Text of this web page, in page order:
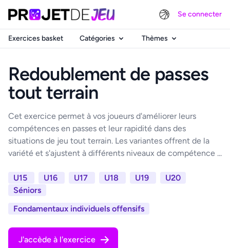
Se connecter
Exercices basket Catégories Thèmes
Redoublement de passes
tout terrain
Cet exercice permet à vos joueurs d'améliorer leurs
compétences en passes et leur rapidité dans des
situations de jeu tout terrain. Les variantes offrent de la
variété et s'ajustent à différents niveaux de compétence ...
U15 U16 U17 U18 U19
U20
Séniors
Fondamentaux individuels offensifs
J'accède à l'exercice